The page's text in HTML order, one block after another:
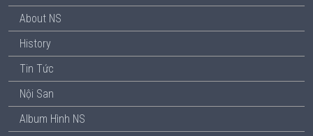
About NS
History
Tin Tức
Nội San
Album Hình NS